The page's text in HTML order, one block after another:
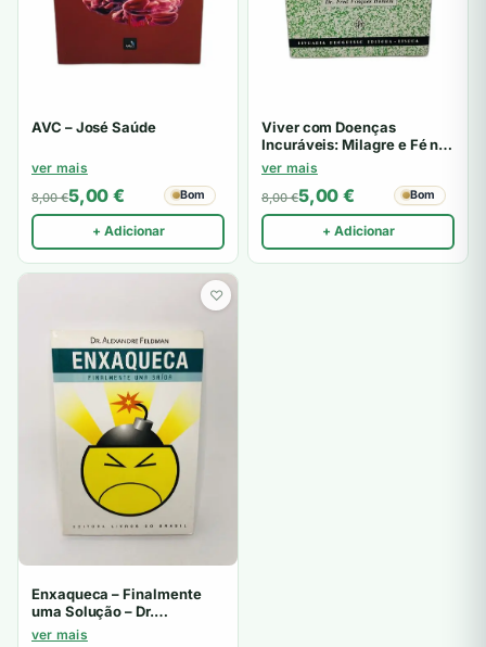
AVC – José Saúde
ver mais
8,00€5,00 € Bom
+ Adicionar
Viver com Doenças
Incuráveis: Milagre e Fé na
Cura
ver mais
8,00€5,00 € Bom
+ Adicionar
♡
Enxaqueca – Finalmente
uma Solução – Dr.
Alexandre Feldman
ver mais